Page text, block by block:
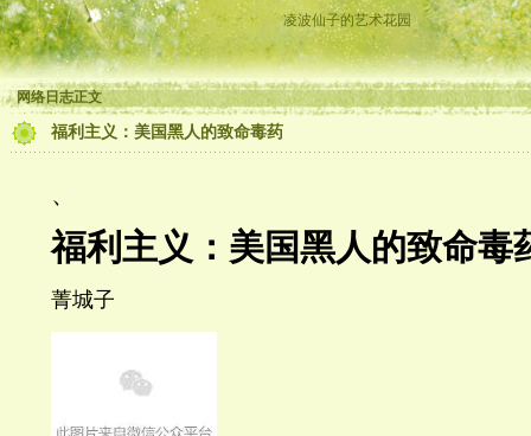
凌波仙子的艺术花园
网络日志正文
福利主义：美国黑人的致命毒药
、
福利主义：美国黑人的致命毒
菁城子